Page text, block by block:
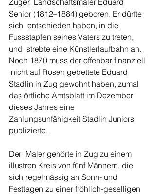
Senior (1812–1884) geboren. Er dürfte
sich  entschieden haben, in die
Fussstapfen seines Vaters zu treten,
und  strebte eine Künstlerlaufbahn an.
Noch 1870 muss der offenbar finanziell
nicht auf Rosen gebettete Eduard
Stadlin in Zug gewohnt haben, zumal
das örtliche Amtsblatt im Dezember
dieses Jahres eine
Zahlungsunfähigkeit Stadlin Juniors
publizierte.
Der  Maler gehörte in Zug zu einem
illustren Kreis von fünf Männern, die
sich regelmässig an Sonn- und
Festtagen zu einer fröhlich-geselligen